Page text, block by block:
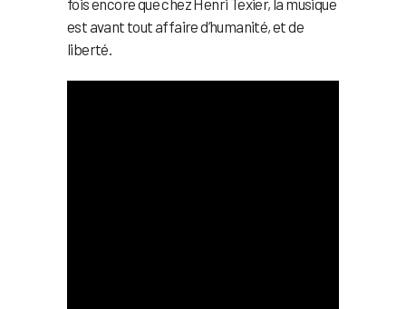
est avant tout affaire d’humanité, et de
liberté.